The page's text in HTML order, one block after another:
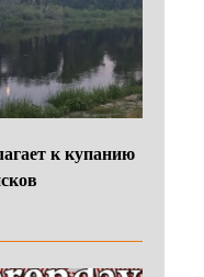
к купанию